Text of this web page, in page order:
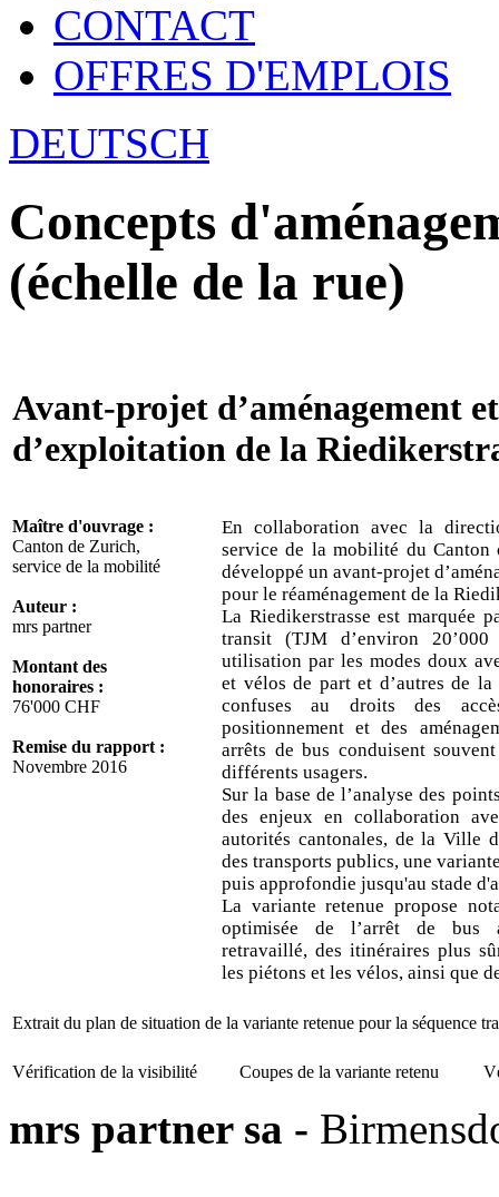
CONTACT
OFFRES D'EMPLOIS
DEUTSCH
Concepts
(échelle de la rue)
Avant-projet d’aménagement et
d’exploitation de la
Maître d'ouvrage :
Canton de Zurich,
service de la mobilité
Auteur :
mrs partner
Montant des
honoraires :
76'000 CHF
Remise du rapport :
Novembre 2016
En collaboration avec la
service de la mobilité du Canton
développé un avant-projet
pour le réaménagement de la
La Riedikerstrasse est marquée
transit (TJM d’environ
utilisation par les modes doux
et vélos de part et d’autres de la
confuses au droits des
positionnement et des
arrêts de bus conduisent
différents usagers.
Sur la base de l’analyse des
des enjeux en collaboration
autorités cantonales, de la Ville
des transports publics, une
puis approfondie jusqu'au stade
La variante retenue propose
optimisée de l’arrêt de bus
retravaillé, des itinéraires plus
les piétons et les vélos, ainsi que
Extrait du plan de situation de la variante retenue pour la séquence
Vérification de la visibilité Coupes de la variante retenu
mrs partner sa -